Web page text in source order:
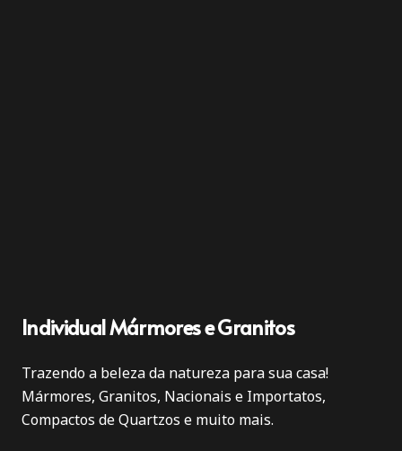
Individual Mármores e Granitos
Trazendo a beleza da natureza para sua casa!
Mármores, Granitos, Nacionais e Importatos,
Compactos de Quartzos e muito mais.